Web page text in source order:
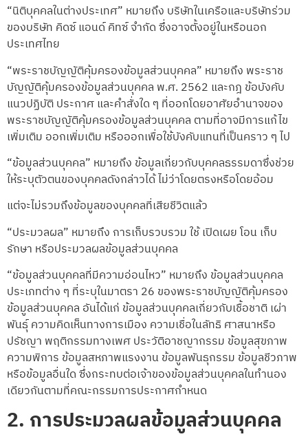
“นิติบุคคลในต่างประเทศ” หมายถึง บริษัทในเครือและบริษัทร่วม
ของบริษัท คิดซ์ แอนด์ คิทซ์ จำกัด ซึ่งอาจตั้งอยู่ในหรือนอก
ประเทศไทย
“พระราชบัญญัติคุ้มครองข้อมูลส่วนบุคคล” หมายถึง พระราช
บัญญัติคุ้มครองข้อมูลส่วนบุคคล พ.ศ. 2562 และกฎ ข้อบังคับ
แนวปฏิบัติ ประกาศ และคำสั่งใด ๆ ที่ออกโดยอาศัยอำนาจของ
พระราชบัญญัติคุ้มครองข้อมูลส่วนบุคคล ตามที่อาจมีการแก้ไข
เพิ่มเติม ออกเพิ่มเติม หรือออกเพื่อใช้บังคับแทนที่เป็นคราว ๆ ไป
“ข้อมูลส่วนบุคคล” หมายถึง ข้อมูลเกี่ยวกับบุคคลธรรมดาซึ่งช่วย
ให้ระบุตัวตนของบุคคลดังกล่าวได้ ไม่ว่าโดยตรงหรือโดยอ้อม
แต่จะไม่รวมถึงข้อมูลของบุคคลที่เสียชีวิตแล้ว
“ประมวลผล” หมายถึง การเก็บรวบรวม ใช้ เปิดเผย โอน เก็บ
รักษา หรือประมวลผลข้อมูลส่วนบุคคล
“ข้อมูลส่วนบุคคลที่มีความอ่อนไหว” หมายถึง ข้อมูลส่วนบุคคล
ประเภทต่าง ๆ ที่ระบุในมาตรา 26 ของพระราชบัญญัติคุ้มครอง
ข้อมูลส่วนบุคคล อันได้แก่ ข้อมูลส่วนบุคคลเกี่ยวกับเชื้อชาติ เผ่า
พันธุ์ ความคิดเห็นทางการเมือง ความเชื่อในลัทธิ ศาสนาหรือ
ปรัชญา พฤติกรรมทางเพศ ประวัติอาชญากรรม ข้อมูลสุขภาพ
ความพิการ ข้อมูลสหภาพแรงงาน ข้อมูลพันธุกรรม ข้อมูลชีวภาพ
หรือข้อมูลอื่นใด ซึ่งกระทบต่อเจ้าของข้อมูลส่วนบุคคลในทำนอง
เดียวกันตามที่คณะกรรมการประกาศกำหนด
2. การประมวลผลข้อมูลส่วนบุคคล